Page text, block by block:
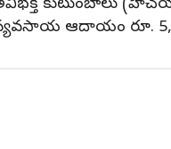
కుటుంబాలు
వ్యవసాయ ఆదాయం రూ.